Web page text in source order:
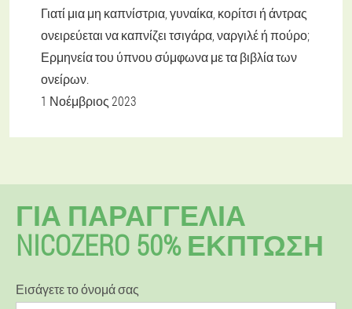
Γιατί μια μη καπνίστρια, γυναίκα, κορίτσι ή άντρας
ονειρεύεται να καπνίζει τσιγάρα, ναργιλέ ή πούρο;
Ερμηνεία του ύπνου σύμφωνα με τα βιβλία των
ονείρων.
1 Νοέμβριος 2023
ΓΙΑ ΠΑΡΑΓΓΕΛΊΑ
NICOZERO 50% ΕΚΠΤΩΣΗ
Εισάγετε το όνομά σας